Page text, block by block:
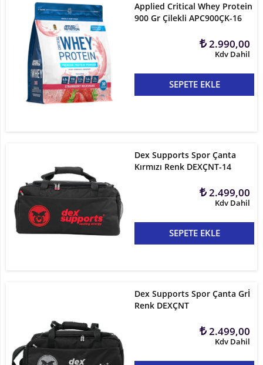
Applied Critical Whey Protein
900 Gr Çilekli APC900ÇK-16
2.990,00
Kdv Dahil
SEPETE EKLE
Dex Supports Spor Çanta
Kırmızı Renk DEXÇNT-14
2.499,00
Kdv Dahil
SEPETE EKLE
Dex Supports Spor Çanta Grİ
Renk DEXÇNT
2.499,00
Kdv Dahil